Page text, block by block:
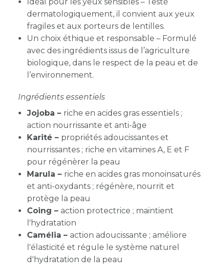
dermatologiquement, il convient aux yeux
fragiles et aux porteurs de lentilles.
Un choix éthique et responsable – Formulé
avec des ingrédients issus de l’agriculture
biologique, dans le respect de la peau et de
l’environnement.
Ingrédients essentiels
Jojoba – riche en acides gras essentiels ;
action nourrissante et anti-âge
Karité – propriétés adoucissantes et
nourrissantes ; riche en vitamines A, E et F
pour régénèrer la peau
Marula – riche en acides gras monoinsaturés
et anti-oxydants ; régénère, nourrit et
protège la peau
Coing – action protectrice ; maintient
l'hydratation
Camélia – action adoucissante ; améliore
l'élasticité et régule le système naturel
d'hydratation de la peau